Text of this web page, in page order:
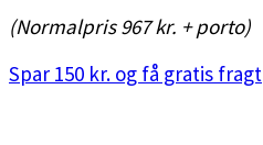
(Normalpris 967 kr. + porto)
Spar 150 kr. og få gratis fragt